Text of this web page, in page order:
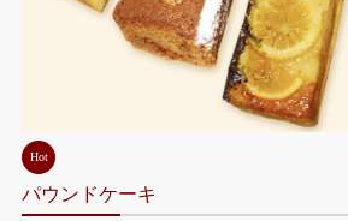
Hot
パウンドケーキ